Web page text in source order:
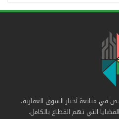
متابعة أخبار السوق العقارية،
التي تهم القطاع بالكامل.